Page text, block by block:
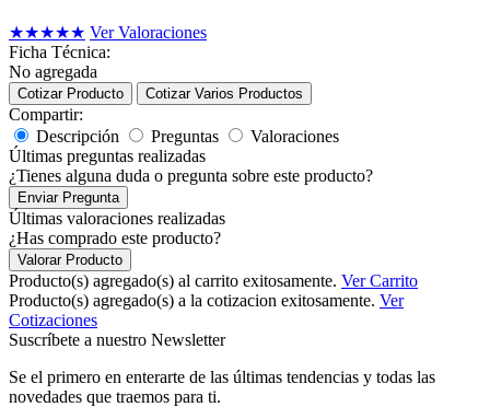
★★★★★ Ver Valoraciones
Ficha Técnica:
No agregada
Cotizar Producto Cotizar Varios Productos
Compartir:
Descripción
Preguntas
Valoraciones
Últimas preguntas realizadas
¿Tienes alguna duda o pregunta sobre este producto?
Enviar Pregunta
Últimas valoraciones realizadas
¿Has comprado este producto?
Valorar Producto
Producto(s) agregado(s) al carrito exitosamente. Ver Carrito
Producto(s) agregado(s) a la cotizacion exitosamente. Ver
Cotizaciones
Suscríbete a nuestro Newsletter
Se el primero en enterarte de las últimas tendencias y todas las
novedades que traemos para ti.